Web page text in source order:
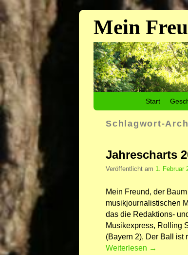
Mein
Start
Schlagwort-
Jahrescharts
Veröffentlicht am 1. Februar
Mein Freund, der
musikjournalistischen
das die Redaktions-
Musikexpress, Rolling
(Bayern 2), Der Ball ist
Weiterlesen →